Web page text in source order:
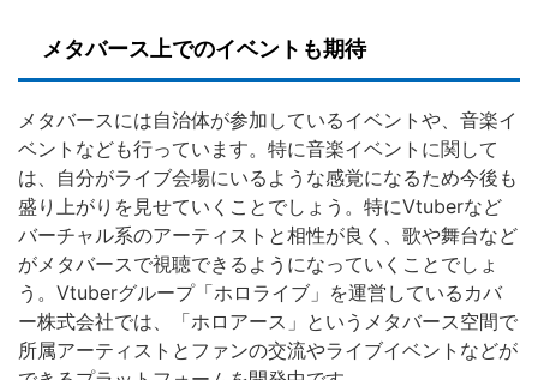
メタバース上でのイベントも期待
メタバースには自治体が参加しているイベントや、音楽イ
ベントなども行っています。特に音楽イベントに関して
は、自分がライブ会場にいるような感覚になるため今後も
盛り上がりを見せていくことでしょう。特にVtuberなど
バーチャル系のアーティストと相性が良く、歌や舞台など
がメタバースで視聴できるようになっていくことでしょ
う。Vtuberグループ「ホロライブ」を運営しているカバ
ー株式会社では、「ホロアース」というメタバース空間で
所属アーティストとファンの交流やライブイベントなどが